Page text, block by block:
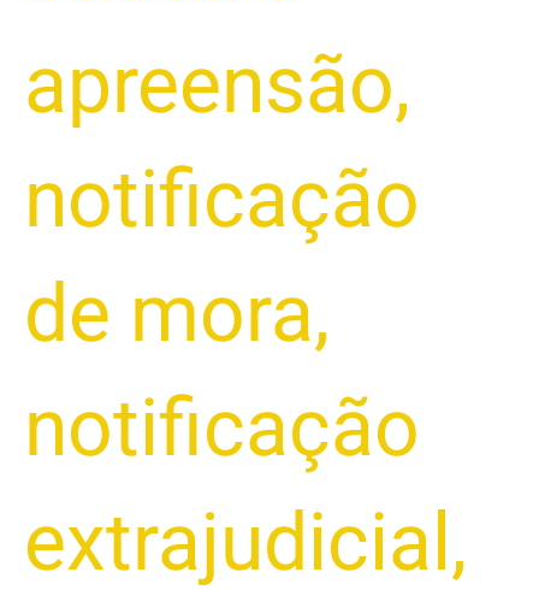
apreensão,
notificação
de mora,
notificação
extrajudicial ,